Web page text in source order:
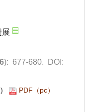
): 677-680. DOI:
)